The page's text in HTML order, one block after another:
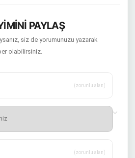
PAYLAŞ
siz de yorumunuzu yazarak
olabilirsiniz.
(zorunlu alan)
(zorunlu alan)